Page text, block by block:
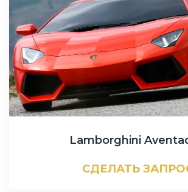
Lamborghini
СДЕЛАТЬ